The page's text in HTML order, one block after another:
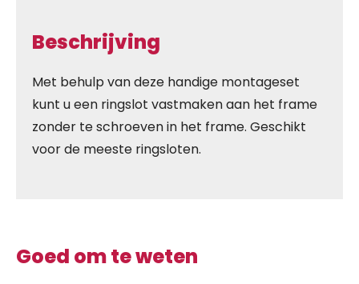
Beschrijving
Met behulp van deze handige montageset
kunt u een ringslot vastmaken aan het frame
zonder te schroeven in het frame. Geschikt
voor de meeste ringsloten.
Goed om te weten